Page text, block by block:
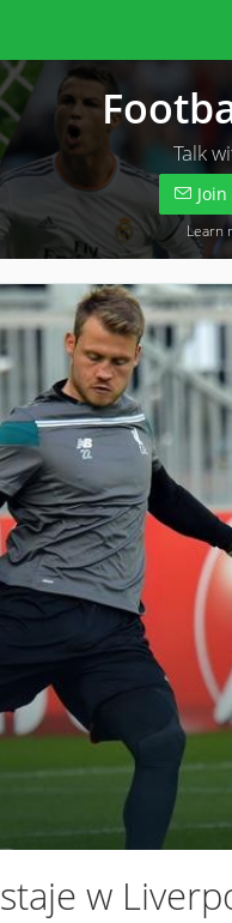
Talk
Join
Learn
w